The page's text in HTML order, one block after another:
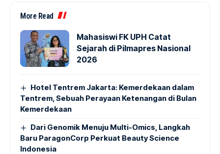
More Read
Mahasiswi FK UPH Catat
Sejarah di Pilmapres Nasional
2026
Hotel Tentrem Jakarta: Kemerdekaan dalam
Tentrem, Sebuah Perayaan Ketenangan di Bulan
Kemerdekaan
Dari Genomik Menuju Multi-Omics, Langkah
Baru ParagonCorp Perkuat Beauty Science
Indonesia